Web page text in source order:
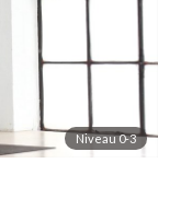
Niveau 0-3